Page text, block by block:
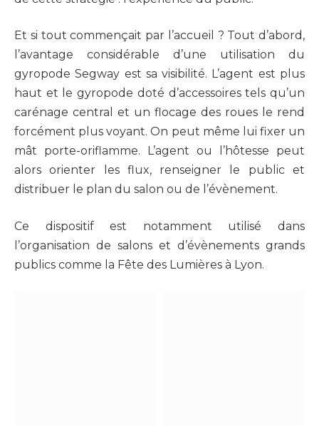
Et si tout commençait par l’accueil ? Tout d’abord,
l’avantage considérable d’une utilisation du
gyropode Segway est sa visibilité. L’agent est plus
haut et le gyropode doté d’accessoires tels qu’un
carénage central et un flocage des roues le rend
forcément plus voyant. On peut même lui fixer un
mât porte-oriflamme. L’agent ou l’hôtesse peut
alors orienter les flux, renseigner le public et
distribuer le plan du salon ou de l’évènement.
Ce dispositif est notamment utilisé dans
l’organisation de salons et d’évènements grands
publics comme la Fête des Lumières à Lyon.